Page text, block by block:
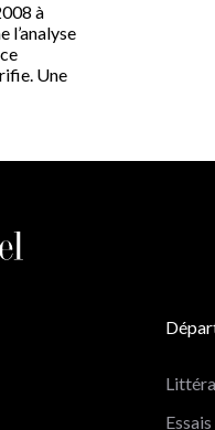
à
l’analyse
Une